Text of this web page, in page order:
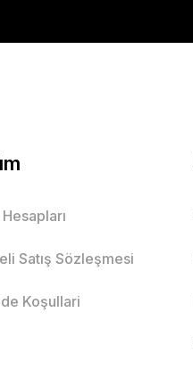
Satış Sözleşmesi
Koşullari